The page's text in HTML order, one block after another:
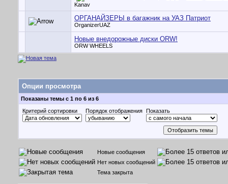
Kanav
ОРГАНАЙЗЕРЫ в багажник на УАЗ Патриот
OrganizerUAZ
Новые внедорожные диски ORW!
ORW WHEELS
Опции просмотра
Показаны темы с 1 по 6 из 6
Критерий сортировки
Порядок отображения Показать
Новые сообщения
Нет новых сообщений
Тема закрыта